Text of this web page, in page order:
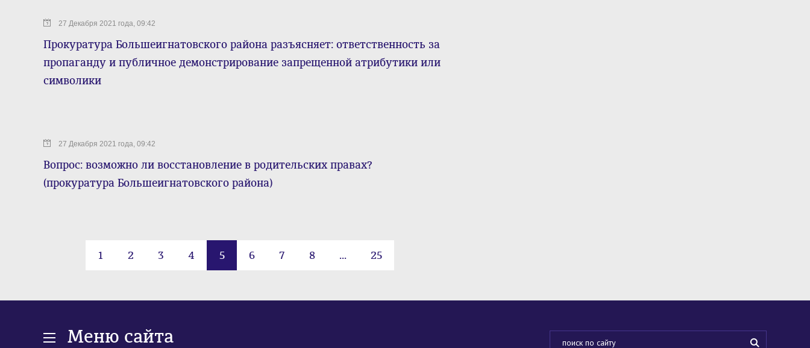
27 Декабря 2021 года, 09:42
Прокуратура Большеигнатовского района разъясняет: ответственность за
пропаганду и публичное демонстрирование запрещенной атрибутики или
символики
27 Декабря 2021 года, 09:42
Вопрос: возможно ли восстановление в родительских правах?
(прокуратура Большеигнатовского района)
1 2 3 4 5 6 7 8 ... 25
Меню сайта